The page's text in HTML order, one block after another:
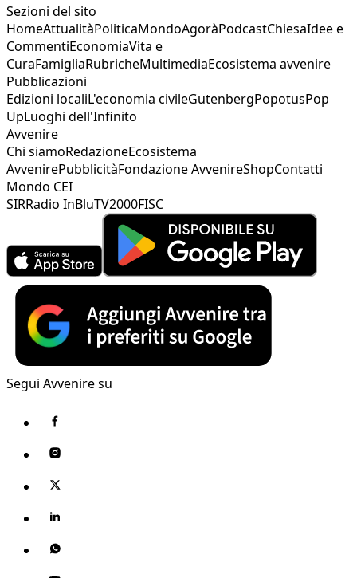
Sezioni del sito
HomeAttualitàPoliticaMondoAgoràPodcastChiesaIdee e
CommentiEconomiaVita e
CuraFamigliaRubricheMultimediaEcosistema avvenire
Pubblicazioni
Edizioni localiL'economia civileGutenbergPopotusPop
UpLuoghi dell'Infinito
Avvenire
Chi siamoRedazioneEcosistema
AvvenirePubblicitàFondazione AvvenireShopContatti
Mondo CEI
SIRRadio InBluTV2000FISC
Segui Avvenire su